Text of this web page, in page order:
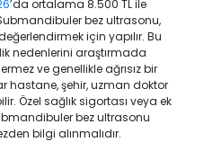
’da ortalama 8.500 TL ile
bez ultrasonu,
için yapılır. Bu
nedenlerini araştırmada
ve genellikle ağrısız bir
hastane, şehir, uzman doktor
Özel sağlık sigortası veya ek
bez ultrasonu
bilgi alınmalıdır.